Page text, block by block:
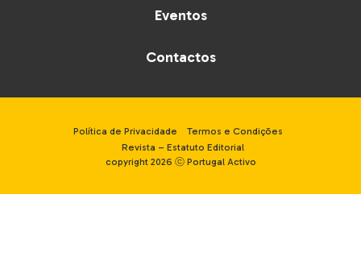
Eventos
Contactos
Política de Privacidade
Termos e Condições
Revista – Estatuto Editorial
copyright 2026 ⓒ Portugal Activo